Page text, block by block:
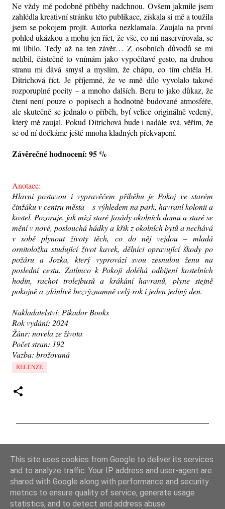
Ne vždy mě podobně příběhy nadchnou. Ovšem jakmile jsem
zahlédla kreativní stránku této publikace, získala si mě a toužila
jsem se pokojem projít. Autorka nezklamala. Zaujala na první
pohled ukázkou a mohu jen říct, že vše, co mi naservírovala, se
mi líbilo. Tedy až na ten závěr… Z osobních důvodů se mi
nelíbil, částečně to vnímám jako vypočítavé gesto, na druhou
stranu mi dává smysl a myslím, že chápu, co tím chtěla H.
Ditrichová říct. Je příjemné, že ve mně dílo vyvolalo takové
rozporuplné pocity – a mnoho dalších. Beru to jako důkaz, že
čtení není pouze o popisech a hodnotně budované atmosféře,
ale skutečně se jednalo o příběh, byť velice originálně vedený,
který mě zaujal. Pokud Ditrichová bude i nadále svá, věřím, že
se od ní dočkáme ještě mnoha kladných překvapení.
Závěrečné hodnocení: 95 %
Anotace:
Hlavní postavou i vypravěčem příběhu je Pokoj ve starém
činžáku v centru města – s výhledem na park, havraní kolonii a
kostel. Pozoruje, jak mizí staré fasády okolních domů a staré se
mění v nové, poslouchá hádky a křik z okolních bytů a nechává
v sobě plynout životy těch, co do něj vejdou – mladá
ornitoložka studující život kavek, dělníci opravující škody po
požáru a Jozka, který vyprovází svou zesnulou ženu na
poslední cestu. Zatímco k Pokoji doléhá odbíjení kostelních
hodin, rachot trolejbusů a krákání havranů, plyne stejně
pokojně a zdánlivě bezvýznamně celý rok i jeden jediný den.
Nakladatelství: Pikador Books
Rok vydání: 2024
Žánr: novela ze života
Počet stran: 192
Vazba: brožovaná
RECENZE
o
m
e
n
This site uses cookies from Google to deliver its services
and to analyze traffic. Your IP address and user-agent are
shared with Google along with performance and security
metrics to ensure quality of service, generate usage
statistics, and to detect and address abuse.